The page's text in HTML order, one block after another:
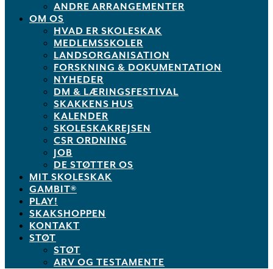
ANDRE ARRANGEMENTER
OM OS
HVAD ER SKOLESKAK
MEDLEMSSKOLER
LANDSORGANISATION
FORSKNING & DOKUMENTATION
NYHEDER
DM & LÆRINGSFESTIVAL
SKAKKENS HUS
KALENDER
SKOLESKAKREJSEN
CSR ORDNING
JOB
DE STØTTER OS
MIT SKOLESKAK
GAMBIT®
PLAY!
SKAKSHOPPEN
KONTAKT
STØT
STØT
ARV OG TESTAMENTE